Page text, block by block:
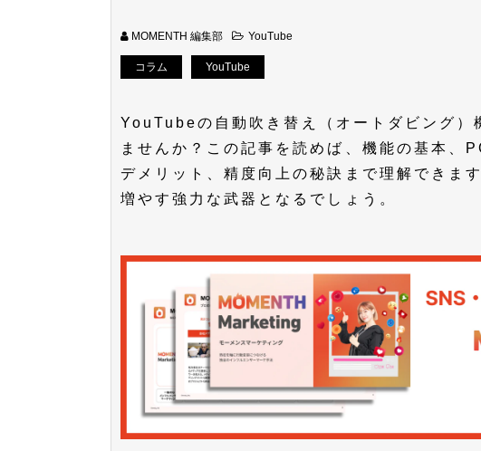
MOMENTH 編集部 YouTube
コラム YouTube
YouTubeの自動吹き替え（オートダビング）
ませんか？この記事を読めば、機能の基本、
デメリット、精度向上の秘訣まで理解できま
増やす強力な武器となるでしょう。